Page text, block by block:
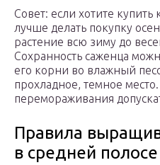
Совет: если хотите
лучше делать покупку
растение всю зиму до
Сохранность саженца
его корни во влажный
прохладное, темное
перемораживания
Правила
в средней